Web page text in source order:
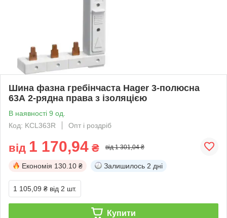
Шина фазна гребінчаста Hager 3-полюсна
63А 2-рядна права з ізоляцією
В наявності 9 од.
Код: KCL363R
Опт і роздріб
від 1 170,94 ₴ від 1 301,04 ₴
Економія 130.10 ₴ Залишилось 2 дні
1 105,09 ₴ від 2 шт.
Купити